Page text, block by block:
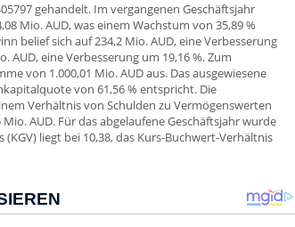
gehandelt. Im vergangenen Geschäftsjahr
Mio. AUD, was einem Wachstum von 35,89 %
belief sich auf 234,2 Mio. AUD, eine Verbesserung
AUD, eine Verbesserung um 19,16 %. Zum
von 1.000,01 Mio. AUD aus. Das ausgewiesene
von 61,56 % entspricht. Die
Verhältnis von Schulden zu Vermögenswerten
AUD. Für das abgelaufene Geschäftsjahr wurde
liegt bei 10,38, das Kurs-Buchwert-Verhältnis